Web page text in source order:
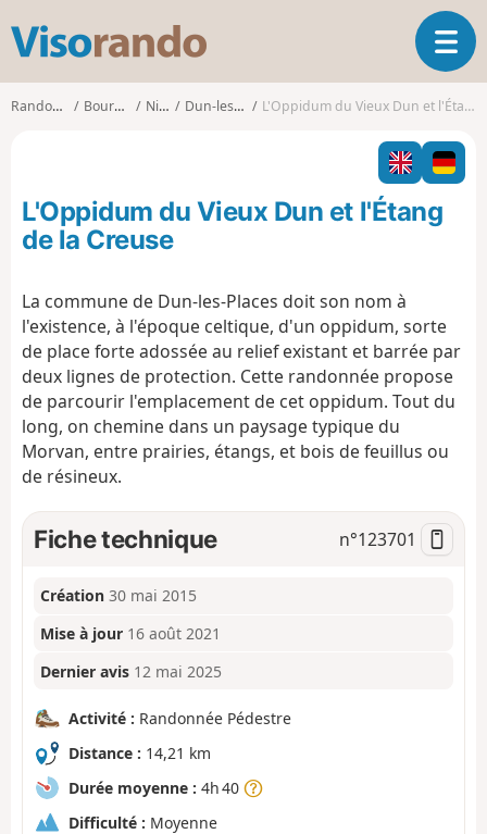
s
o
o
O
u
v
i
r
l
g
a
t
i
Randonnées Bourgogne Nièvre Dun-les-Places L'Oppidum du Vieux Dun et l'Étang de la Creuse
L'Oppidum du Vieux Dun et l'Étang
de la Creuse
La commune de Dun-les-Places doit son nom à
l'existence, à l'époque celtique, d'un oppidum, sorte
de place forte adossée au relief existant et barrée par
deux lignes de protection. Cette randonnée propose
de parcourir l'emplacement de cet oppidum. Tout du
long, on chemine dans un paysage typique du
Morvan, entre prairies, étangs, et bois de feuillus ou
de résineux.
Fiche technique n°123701
Création 30 mai 2015
Mise à jour 16 août 2021
Dernier avis 12 mai 2025
Activité : Randonnée Pédestre
Distance : 14,21 km
Durée moyenne : 4h 40
Difficulté : Moyenne